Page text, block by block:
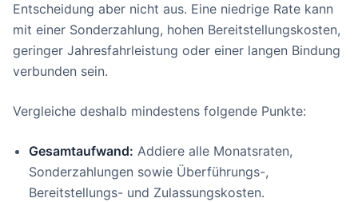
Entscheidung aber nicht aus. Eine niedrige Rate kann
mit einer Sonderzahlung, hohen Bereitstellungskosten,
geringer Jahresfahrleistung oder einer langen Bindung
verbunden sein.
Vergleiche deshalb mindestens folgende Punkte:
Gesamtaufwand: Addiere alle Monatsraten,
Sonderzahlungen sowie Überführungs-,
Bereitstellungs- und Zulassungskosten.